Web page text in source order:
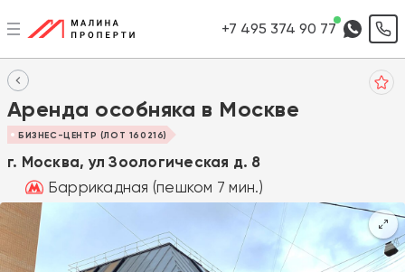
+7 495 374 90 77
Аренда особняка в Москве
БИЗНЕС-ЦЕНТР (ЛОТ 160216)
г. Москва, ул Зоологическая д. 8
Баррикадная (пешком 7 мин.)